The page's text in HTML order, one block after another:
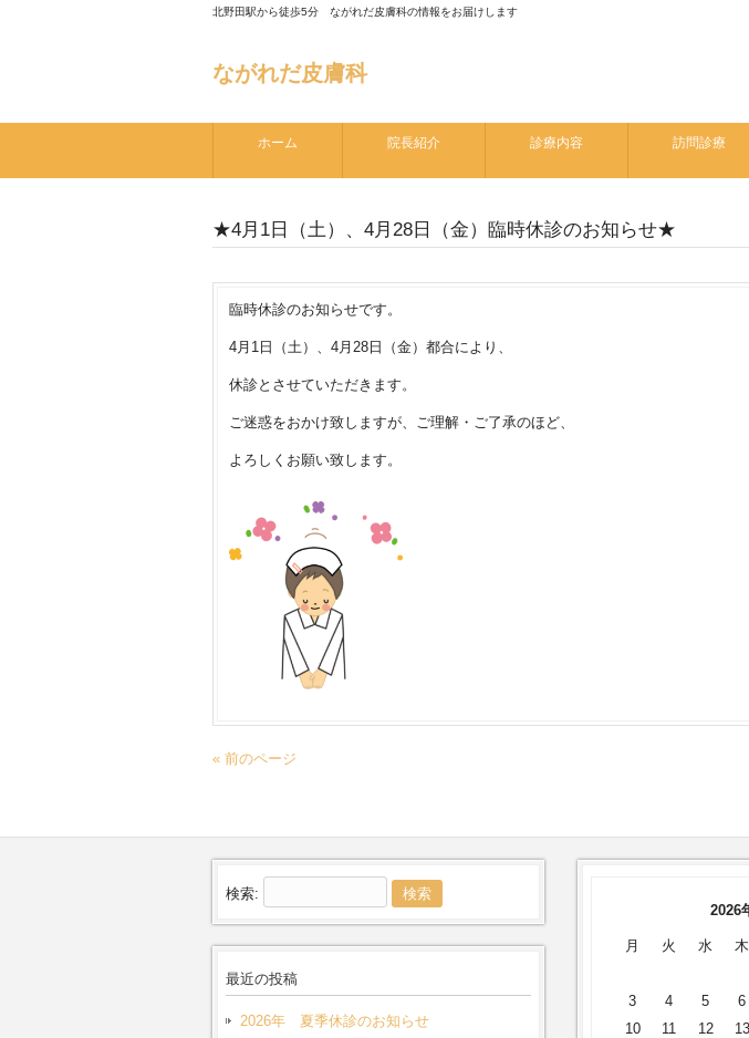
北野田駅から徒歩5分 ながれだ皮膚科の情報をお届けします
ながれだ皮膚科
ホーム 院長紹介 診療内容 訪問診療
★4月1日（土）、4月28日（金）臨時休診のお知らせ★
臨時休診のお知らせです。
4月1日（土）、4月28日（金）都合により、
休診とさせていただきます。
ご迷惑をおかけ致しますが、ご理解・ご了承のほど、
よろしくお願い致します。
« 前のページ
検索:
最近の投稿
2026年 夏季休診のお知らせ
2026
月 火 水 木
3
4 5 6
10
11 12 13